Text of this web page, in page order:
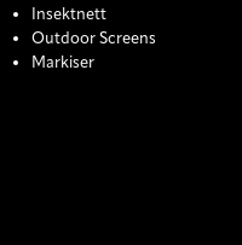
Insektnett
Outdoor Screens
Markiser